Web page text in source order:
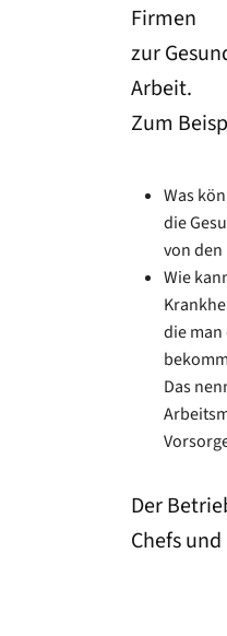
Firmen
zur
Arbeit.
Zum
Was
die
von
Wie
die
Das
Der
Chefs